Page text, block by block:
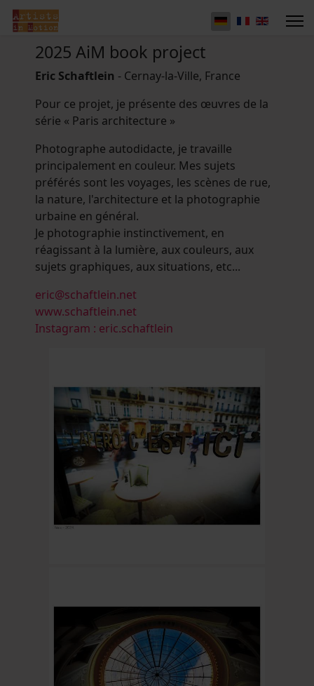
2025 AiM book project
Eric Schaftlein - Cernay-la-Ville, France
Pour ce projet, je présente des œuvres de la
série « Paris architecture »
Photographe autodidacte, je travaille
principalement en couleur. Mes sujets
préférés sont les voyages, les scènes de rue,
la nature, l'architecture et la photographie
urbaine en général.
Je photographie instinctivement, en
réagissant à la lumière, aux couleurs, aux
sujets graphiques, aux situations, etc...
eric@schaftlein.net
www.schaftlein.net
Instagram : eric.schaftlein